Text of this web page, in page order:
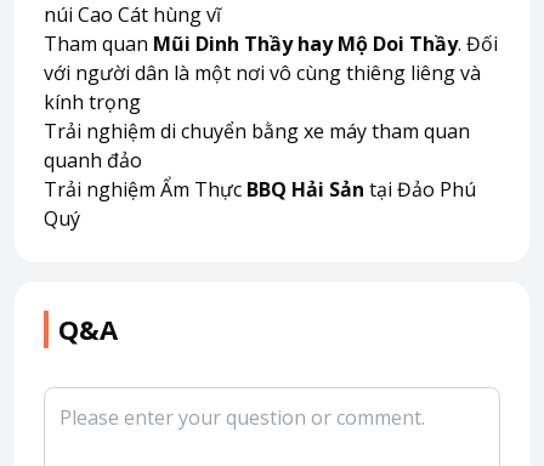
núi Cao Cát hùng vĩ
Tham quan Mũi Dinh Thầy hay Mộ Doi Thầy. Đối
với người dân là một nơi vô cùng thiêng liêng và
kính trọng
Trải nghiệm di chuyển bằng xe máy tham quan
quanh đảo
Trải nghiệm Ẩm Thực BBQ Hải Sản tại Đảo Phú
Quý
Q&A